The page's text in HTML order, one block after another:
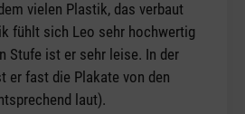
vielen Plastik, das verbaut
fühlt sich Leo sehr hochwertig
Stufe ist er sehr leise. In der
er fast die Plakate von den
laut).